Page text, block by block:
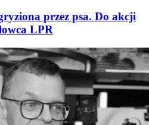
przez psa. Do akcji
LPR